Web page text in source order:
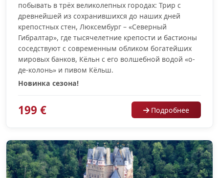
побывать в трёх великолепных городах: Трир с
древнейшей из сохранившихся до наших дней
крепостных стен, Люксембург – «Северный
Гибралтар», где тысячелетние крепости и бастионы
соседствуют с современным обликом богатейших
мировых банков, Кёльн с его волшебной водой «о-
де-колонь» и пивом Кёльш.
Новинка сезона!
199 € Подробнее